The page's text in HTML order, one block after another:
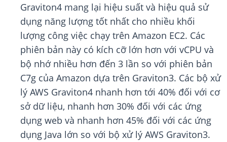
Graviton4 mang lại hiệu suất và hiệu quả sử
dụng năng lượng tốt nhất cho nhiều khối
lượng công việc chạy trên Amazon EC2. Các
phiên bản này có kích cỡ lớn hơn với vCPU và
bộ nhớ nhiều hơn đến 3 lần so với phiên bản
C7g của Amazon dựa trên Graviton3. Các bộ xử
lý AWS Graviton4 nhanh hơn tới 40% đối với cơ
sở dữ liệu, nhanh hơn 30% đối với các ứng
dụng web và nhanh hơn 45% đối với các ứng
dụng Java lớn so với bộ xử lý AWS Graviton3.